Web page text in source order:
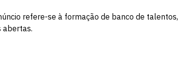
refere-se à formação de banco de talentos,
abertas.